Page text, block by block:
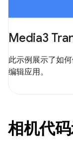
Media3
此示例展示了如
编辑应用。
相机代